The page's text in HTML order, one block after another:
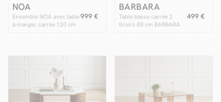
NOA
Ensemble NOA avec table
à manger carrée 120 cm
999 €
BARBARA
Table basse carrée 2
tiroirs 80 cm BARBARA
499 €